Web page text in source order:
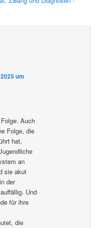
um
Auch
Folge, die
hat,
an
sie akut
der
Und
für ihre
die